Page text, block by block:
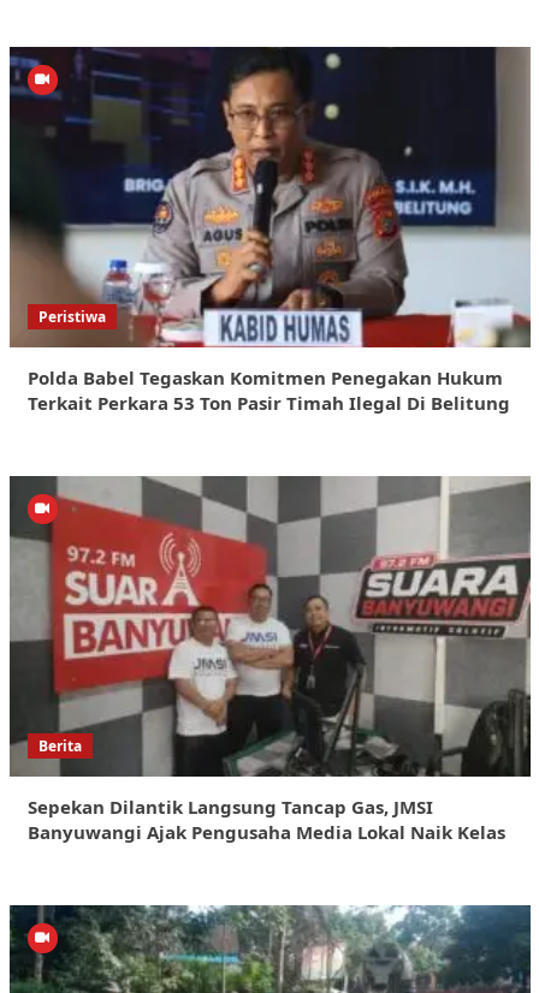
Peristiwa
Polda Babel Tegaskan Komitmen Penegakan Hukum
Terkait Perkara 53 Ton Pasir Timah Ilegal Di Belitung
Berita
Sepekan Dilantik Langsung Tancap Gas, JMSI
Banyuwangi Ajak Pengusaha Media Lokal Naik Kelas